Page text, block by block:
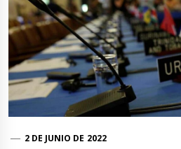
2 DE JUNIO DE 2022